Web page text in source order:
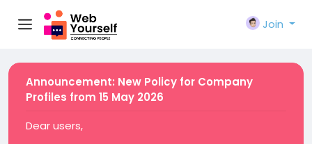
Join
Announcement: New Policy for Company
Profiles from 15 May 2026
Dear users,